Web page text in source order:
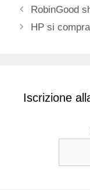
RobinGood
HP si
Iscrizione